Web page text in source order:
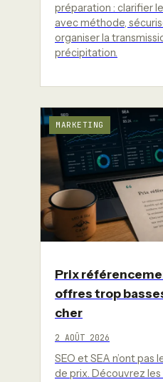
préparation : clarifier
avec méthode,
organiser la
précipitation.
MARKETING
Prix
offres trop
cher
2 AOÛT 2026
SEO et SEA n’ont pas
de prix. Découvrez